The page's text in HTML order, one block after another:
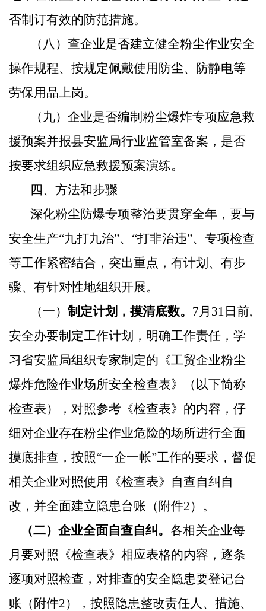
否制订有效的防范措施。
（八）查企业是否建立健全粉尘作业安全
操作规程、按规定佩戴使用防尘、防静电等
劳保用品上岗。
（九）企业是否编制粉尘爆炸专项应急救
援预案并报县安监局行业监管室备案，是否
按要求组织应急救援预案演练。
四、方法和步骤
深化粉尘防爆专项整治要贯穿全年，要与
安全生产“九打九治”、“打非治违”、专项检查
等工作紧密结合，突出重点，有计划、有步
骤、有针对性地组织开展。
（一） 制定计划，摸清底数。 7月 31 日前,
安全办要制定工作计划，明确工作责任，学
习省安监局组织专家制定的《工贸企业粉尘
爆炸危险作业场所安全检查表》（以下简称
检查表），对照参考《检查表》的内容，仔
细对企业存在粉尘作业危险的场所进行全面
摸底排查，按照“一企一帐”工作的要求，督促
相关企业对照使用《检查表》自查自纠自
改，并全面建立隐患台账（附件2）。
（二）企业全面自查自纠。 各相关企业每
月要对照《检查表》相应表格的内容，逐条
逐项对照检查，对排查的安全隐患要登记台
账（附件2），按照隐患整改责任人、措施、